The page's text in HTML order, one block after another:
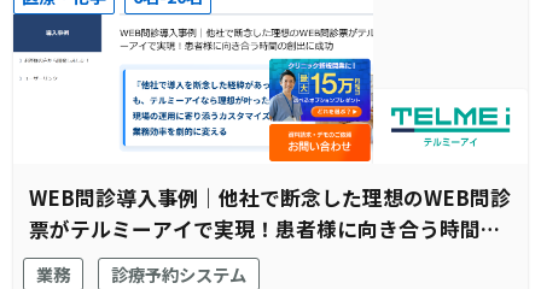
WEB問診導入事例｜他社で断念した理想のWEB問診
票がテルミーアイで実現！患者様に向き合う時間の
創出に成功
業務
診療予約システム